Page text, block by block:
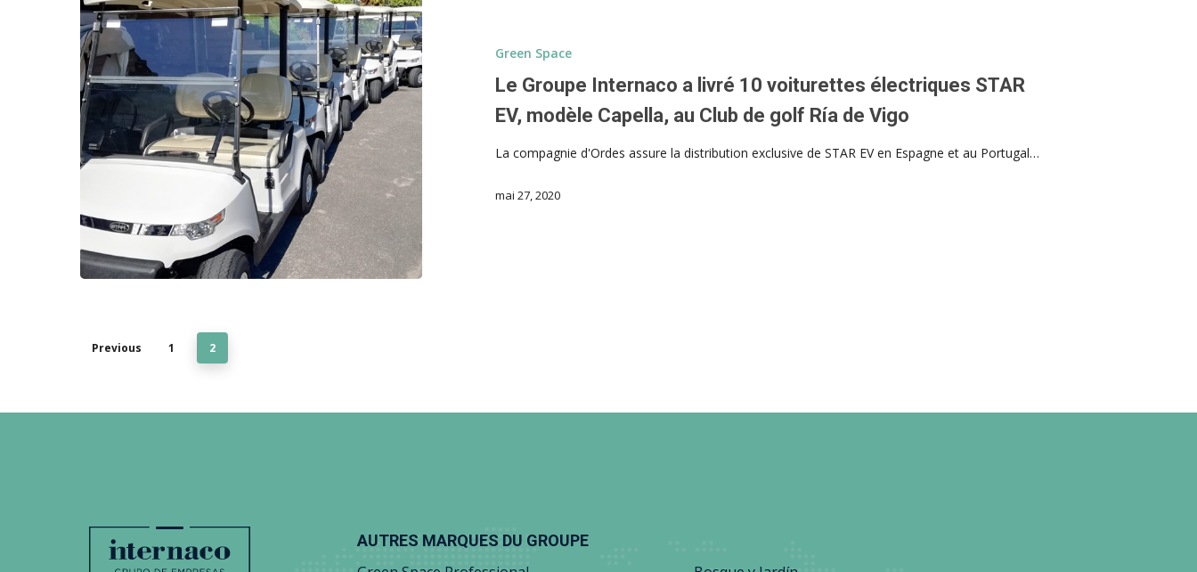
Green Space
Le Groupe Internaco a livré 10 voiturettes électriques STAR
EV, modèle Capella, au Club de golf Ría de Vigo
La compagnie d'Ordes assure la distribution exclusive de STAR EV en Espagne et au Portugal…
mai 27, 2020
Previous 1 2
AUTRES MARQUES DU GROUPE